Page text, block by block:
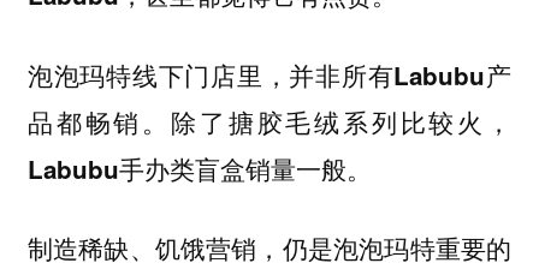
泡泡玛特线下门店里，并非所有Labubu产
品都畅销。除了搪胶毛绒系列比较火，
Labubu手办类盲盒销量一般。
制造稀缺、饥饿营销，仍是泡泡玛特重要的